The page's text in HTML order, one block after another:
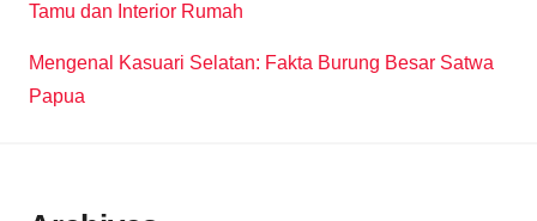
Tamu dan Interior Rumah
Mengenal Kasuari Selatan: Fakta Burung Besar Satwa
Papua